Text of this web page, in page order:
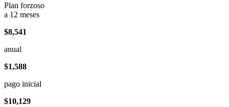
Plan forzoso
a 12 meses
$8,541
anual
$1,588
pago inicial
$10,129